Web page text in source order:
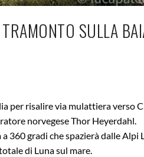
SULLA
per risalire via mulattiera verso
norvegese Thor Heyerdahl.
360 gradi che spazierà dalle Alpi
di Luna sul mare.